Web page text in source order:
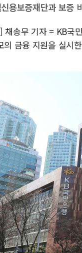
용보증재단과 보증
채송무 기자 = KB국
의 금융 지원을 실시